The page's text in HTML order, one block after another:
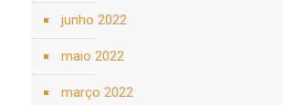
junho 2022
maio 2022
março 2022